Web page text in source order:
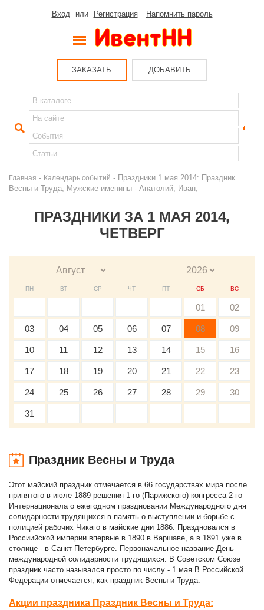
Вход или Регистрация Напомнить пароль
ЗАКАЗАТЬ ДОБАВИТЬ
Главная - Календарь событий - Праздники 1 мая 2014: Праздник
Весны и Труда; Мужские именины - Анатолий, Иван;
ПРАЗДНИКИ ЗА 1 МАЯ 2014,
ЧЕТВЕРГ
ПН ВТ СР ЧТ ПТ СБ ВС
01 02
03 04 05 06 07 08 09
10 11 12 13 14 15 16
17 18 19 20 21 22 23
24 25 26 27 28 29 30
31
Праздник Весны и Труда
Этот майский праздник отмечается в 66 государствах мира после
принятого в июле 1889 решения 1-го (Парижского) конгресса 2-го
Интернационала о ежегодном праздновании Международного дня
солидарности трудящихся в память о выступлении и борьбе с
полицией рабочих Чикаго в майские дни 1886. Праздновался в
Россиийской империи впервые в 1890 в Варшаве, а в 1891 уже в
столице - в Санкт-Петербурге. Первоначальное название День
международной солидарности трудящихся. В Советском Союзе
праздник часто назывался просто по числу - 1 мая.В Российской
Федерации отмечается, как праздник Весны и Труда.
Акции праздника Праздник Весны и Труда: